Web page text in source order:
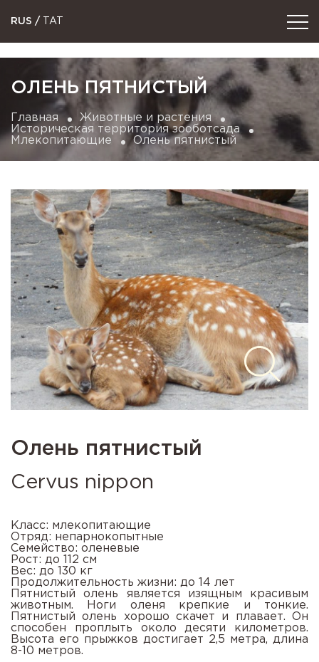
RUS / TAT
ОЛЕНЬ ПЯТНИСТЫЙ
Главная
Животные и растения
Историческая территория зооботсада
Млекопитающие
Олень пятнистый
Олень пятнистый
Cervus nippon
Класс: млекопитающие
Отряд: непарнокопытные
Семейство: оленевые
Рост: до 112 см
Вес: до 130 кг
Продолжительность жизни: до 14 лет
Пятнистый олень является изящным красивым
животным. Ноги оленя крепкие и тонкие.
Пятнистый олень хорошо скачет и плавает. Он
способен проплыть около десяти километров.
Высота его прыжков достигает 2,5 метра, длина
8- 10 метров.